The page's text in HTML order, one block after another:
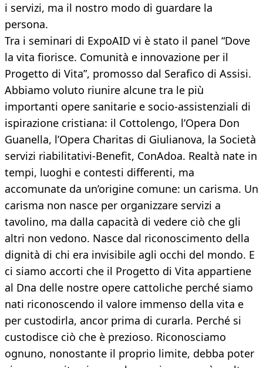
i servizi, ma il nostro modo di guardare la
persona.
Tra i seminari di ExpoAID vi è stato il panel “Dove
la vita fiorisce. Comunità e innovazione per il
Progetto di Vita”, promosso dal Serafico di Assisi.
Abbiamo voluto riunire alcune tra le più
importanti opere sanitarie e socio-assistenziali di
ispirazione cristiana: il Cottolengo, l’Opera Don
Guanella, l’Opera Charitas di Giulianova, la Società
servizi riabilitativi-Benefit, ConAdoa. Realtà nate in
tempi, luoghi e contesti differenti, ma
accomunate da un’origine comune: un carisma. Un
carisma non nasce per organizzare servizi a
tavolino, ma dalla capacità di vedere ciò che gli
altri non vedono. Nasce dal riconoscimento della
dignità di chi era invisibile agli occhi del mondo. E
ci siamo accorti che il Progetto di Vita appartiene
al Dna delle nostre opere cattoliche perché siamo
nati riconoscendo il valore immenso della vita e
per custodirla, ancor prima di curarla. Perché si
custodisce ciò che è prezioso. Riconosciamo
ognuno, nonostante il proprio limite, debba poter